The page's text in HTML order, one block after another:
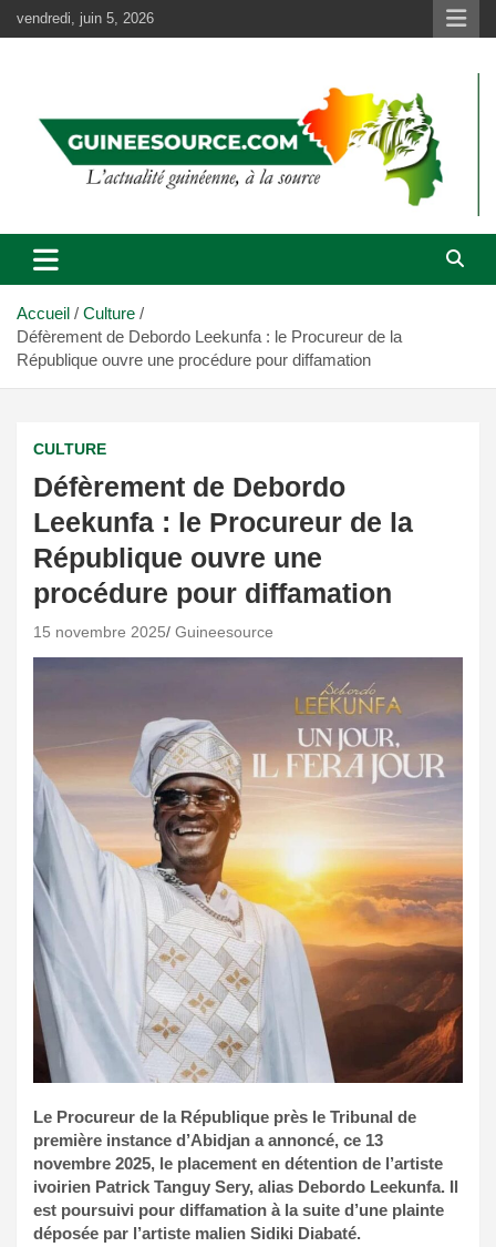
au
vendredi, juin 5, 2026
Accueil
Culture
Défèrement de Debordo Leekunfa : le Procureur de la
République ouvre une procédure pour diffamation
CULTURE
Défèrement de Debordo
Leekunfa : le Procureur de la
République ouvre une
procédure pour diffamation
15 novembre 2025 Guineesource
Le Procureur de la République près le Tribunal de
première instance d’Abidjan a annoncé, ce 13
novembre 2025, le placement en détention de l’artiste
ivoirien Patrick Tanguy Sery, alias Debordo Leekunfa. Il
est poursuivi pour diffamation à la suite d’une plainte
déposée par l’artiste malien Sidiki Diabaté.